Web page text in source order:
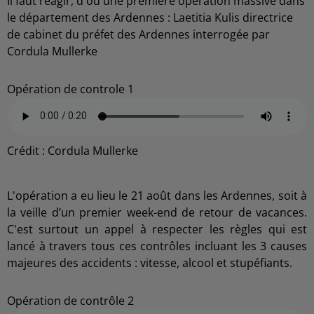
le département des Ardennes : Laetitia Kulis directrice
de cabinet du préfet des Ardennes interrogée par
Cordula Mullerke
Opération de controle 1
Crédit : Cordula Mullerke
L'opération a eu lieu le 21 août dans les Ardennes, soit à
la veille d’un premier week-end de retour de vacances.
C'est surtout un appel à respecter les règles qui est
lancé à travers tous ces contrôles incluant les 3 causes
majeures des accidents : vitesse, alcool et stupéfiants.
Opération de contrôle 2